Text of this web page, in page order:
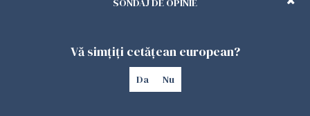
Se caută urgent români pentru șantiere din
Marea Britanie. Salarii de până la 29 de lire pe
SONDAJ DE OPINIE
Vă simțiți cetățean european?
Da Nu